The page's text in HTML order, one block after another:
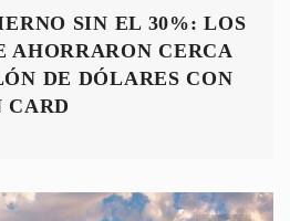
SIN EL 30%: LOS
AHORRARON CERCA
DE DÓLARES CON